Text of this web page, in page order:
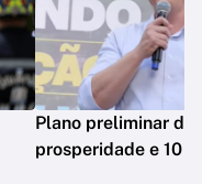
Plano preliminar de
prosperidade e 10